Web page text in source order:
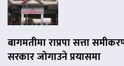
बागमतीमा राप्रपा सत्ता
सरकार जोगाउने प्रयासमा